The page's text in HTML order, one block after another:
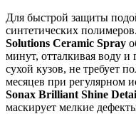
Для быстрой защиты
синтетических
Solutions Ceramic Spray
минут, отталкивая воду
сухой кузов, не требует
месяцев при регулярном
Sonax Brilliant Shine
маскирует мелкие